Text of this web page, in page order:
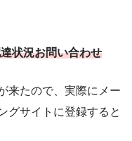
状況お問い合わせ
来たので、実際にメー
グサイトに登録すると